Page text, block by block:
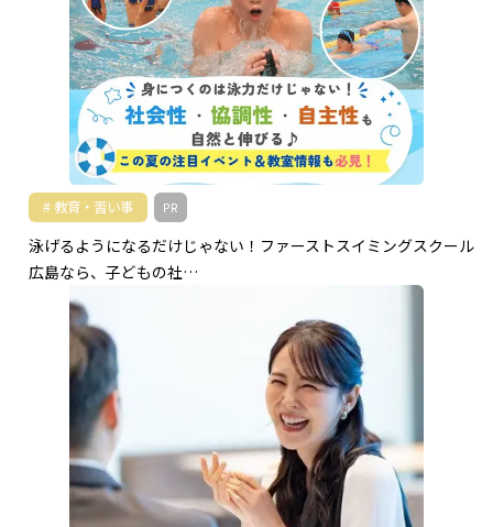
教育・習い事 PR
泳げるようになるだけじゃない！ファーストスイミングスクール
広島なら、子どもの社…